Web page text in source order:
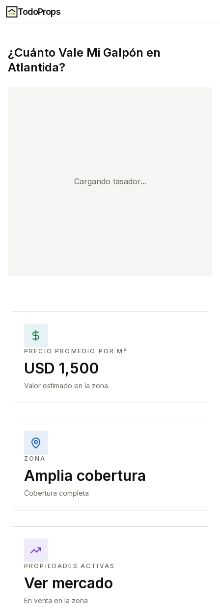
TodoProps
¿Cuánto Vale Mi Galpón en
Atlantida?
Cargando tasador...
PRECIO PROMEDIO POR M²
USD 1,500
Valor estimado en la zona
ZONA
Amplia cobertura
Cobertura completa
PROPIEDADES ACTIVAS
Ver mercado
En venta en la zona